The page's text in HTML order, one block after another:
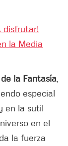
disfrutar!
la Media
la Fantasía
especial
en la sutil
en el
la fuerza